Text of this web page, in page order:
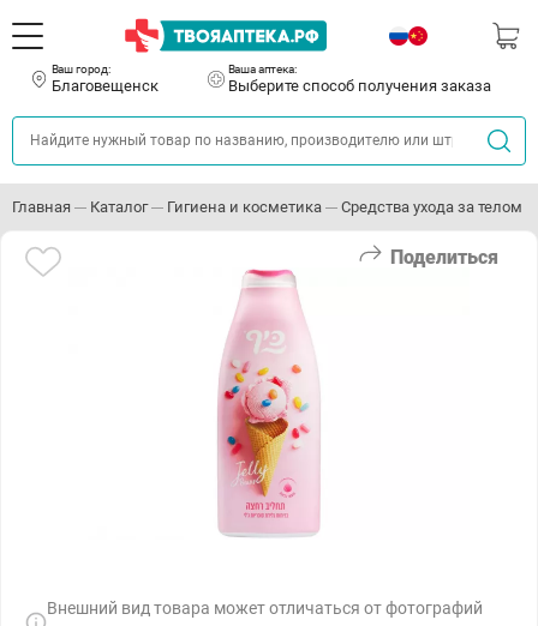
Ваш город:
Благовещенск
Ваша аптека:
Выберите способ получения заказа
Главная Каталог Гигиена и косметика Средства ухода за телом
Поделиться
Внешний вид товара может отличаться от фотографий